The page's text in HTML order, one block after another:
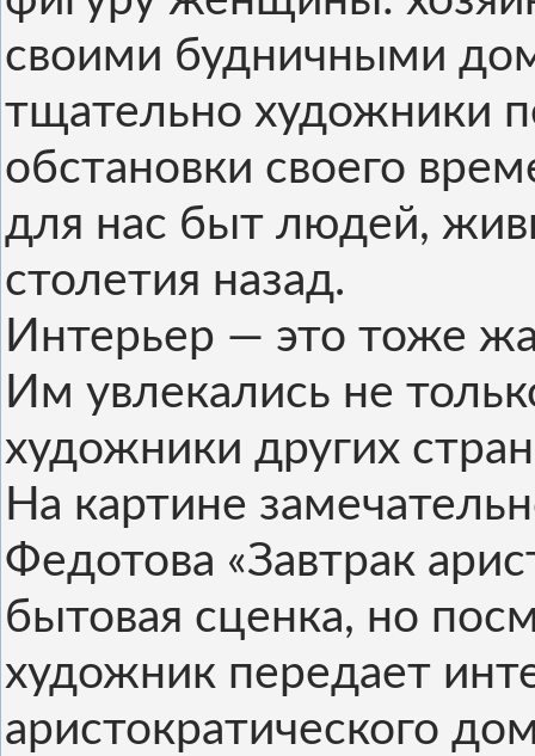
своими будничными
тщательно художники
обстановки своего
для нас быт людей,
столетия назад.
Интерьер — это тоже
Им увлекались не
художники других
На картине
Федотова «Завтрак
бытовая сценка, но
художник передает
аристократического